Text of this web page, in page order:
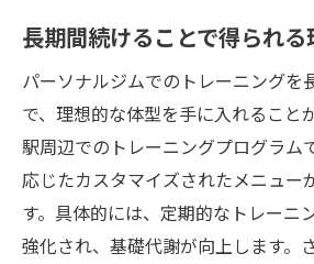
長期間続けることで得られ
パーソナルジムでのトレーニングを
で、理想的な体型を手に入れること
駅周辺でのトレーニングプログラム
応じたカスタマイズされたメニュー
す。具体的には、定期的なトレーニ
強化され、基礎代謝が向上します。